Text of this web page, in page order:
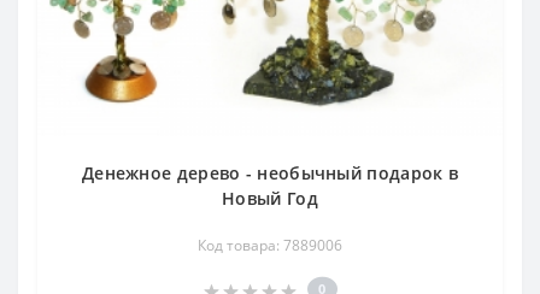
Денежное дерево - необычный подарок в
Новый Год
Код товара: 7889006
0